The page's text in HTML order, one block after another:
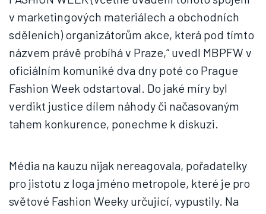
v marketingových materiálech a obchodních
sděleních) organizátorům akce, která pod tímto
názvem právě probíhá v Praze,“ uvedl MBPFW v
oficiálním komuniké dva dny poté co Prague
Fashion Week odstartoval. Do jaké míry byl
verdikt justice dílem náhody či načasovaným
tahem konkurence, ponechme k diskuzi.
Média na kauzu nijak nereagovala, pořadatelky
pro jistotu z loga jméno metropole, které je pro
světové Fashion Weeky určující, vypustily. Na